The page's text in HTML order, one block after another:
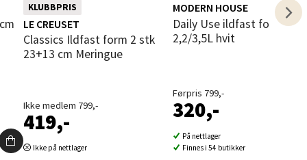
KLUBBPRIS
LE CREUSET
Classics Ildfast form 2 stk
23+13 cm Meringue
Ikke medlem 799,-
419,-
Ikke på nettlager
MODERN HOUSE
Daily Use ildfast form 2 stk
2,2/3,5L hvit
Førpris 799,-
320,-
På nettlager
Finnes i 54 butikker